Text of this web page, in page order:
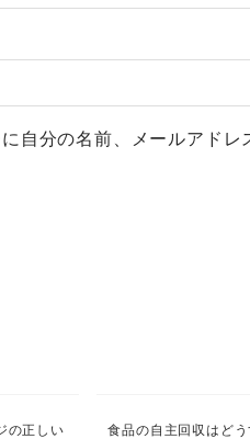
自分の名前、メールアドレ
の正しい 食品の自主回収はど